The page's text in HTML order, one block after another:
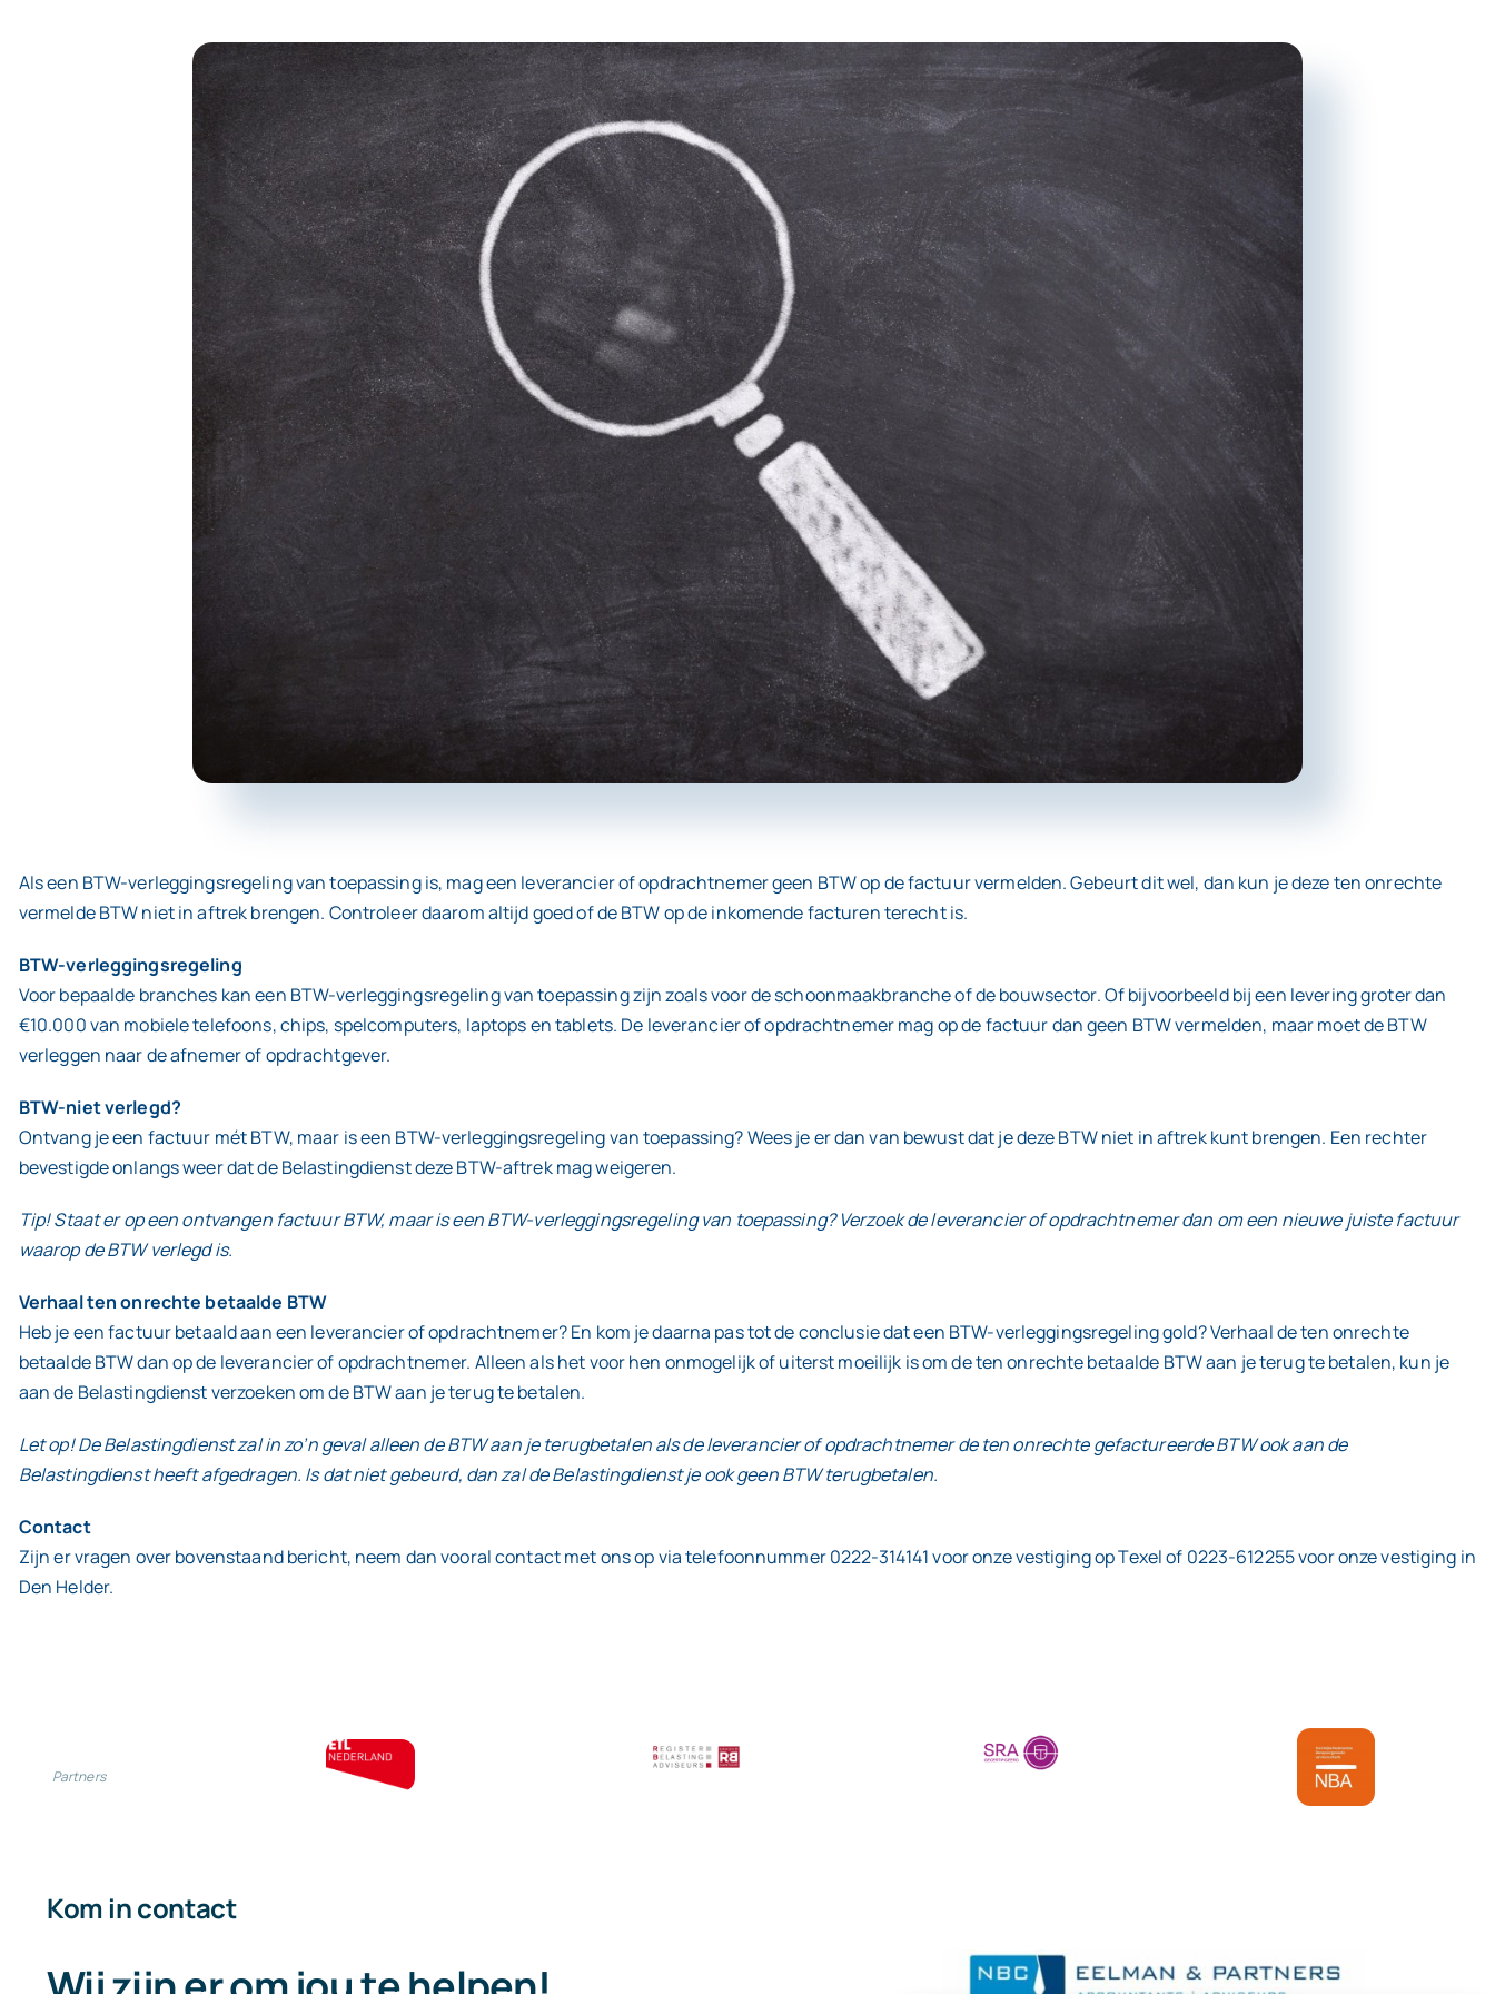
Als een BTW-verleggingsregeling van toepassing is, mag een leverancier of opdrachtnemer geen BTW op de factuur vermelden. Gebeurt dit wel, dan kun je deze ten onrechte
vermelde BTW niet in aftrek brengen. Controleer daarom altijd goed of de BTW op de inkomende facturen terecht is.
BTW-verleggingsregeling
Voor bepaalde branches kan een BTW-verleggingsregeling van toepassing zijn zoals voor de schoonmaakbranche of de bouwsector. Of bijvoorbeeld bij een levering groter dan
€10.000 van mobiele telefoons, chips, spelcomputers, laptops en tablets. De leverancier of opdrachtnemer mag op de factuur dan geen BTW vermelden, maar moet de BTW
verleggen naar de afnemer of opdrachtgever.
BTW-niet verlegd?
Ontvang je een factuur mét BTW, maar is een BTW-verleggingsregeling van toepassing? Wees je er dan van bewust dat je deze BTW niet in aftrek kunt brengen. Een rechter
bevestigde onlangs weer dat de Belastingdienst deze BTW-aftrek mag weigeren.
Tip! Staat er op een ontvangen factuur BTW, maar is een BTW-verleggingsregeling van toepassing? Verzoek de leverancier of opdrachtnemer dan om een nieuwe juiste factuur
waarop de BTW verlegd is.
Verhaal ten onrechte betaalde BTW
Heb je een factuur betaald aan een leverancier of opdrachtnemer? En kom je daarna pas tot de conclusie dat een BTW-verleggingsregeling gold? Verhaal de ten onrechte
betaalde BTW dan op de leverancier of opdrachtnemer. Alleen als het voor hen onmogelijk of uiterst moeilijk is om de ten onrechte betaalde BTW aan je terug te betalen, kun je
aan de Belastingdienst verzoeken om de BTW aan je terug te betalen.
Let op! De Belastingdienst zal in zo’n geval alleen de BTW aan je terugbetalen als de leverancier of opdrachtnemer de ten onrechte gefactureerde BTW ook aan de
Belastingdienst heeft afgedragen. Is dat niet gebeurd, dan zal de Belastingdienst je ook geen BTW terugbetalen.
Contact
Zijn er vragen over bovenstaand bericht, neem dan vooral contact met ons op via telefoonnummer 0222-314141 voor onze vestiging op Texel of 0223-612255 voor onze vestiging in
Den Helder.
Partners
Kom in contact